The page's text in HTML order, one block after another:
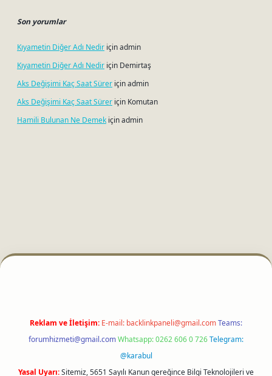
Son yorumlar
Kıyametin Diğer Adı Nedir içinadmin
Kıyametin Diğer Adı Nedir için Demirtaş
Aks Değişimi Kaç Saat Sürer içinadmin
Aks Değişimi Kaç Saat Sürer için Komutan
Hamili Bulunan Ne Demek içinadmin
Reklam ve İletişim: E-mail: backlinkpaneli@gmail.comTeams:
forumhizmeti@gmail.comWhatsapp: 0262 606 0 726Telegram:
@karabul
Yasal Uyarı:Sitemiz, 5651 Sayılı Kanun gereğince Bilgi Teknolojileri ve